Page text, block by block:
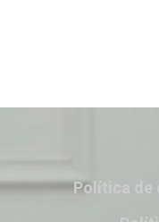
Política de